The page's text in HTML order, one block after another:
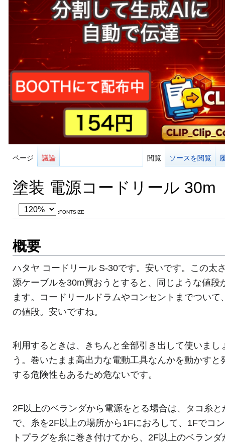
ページ 議論 閲覧 ソースを閲覧
塗装 電源コードリール 30m
:FONTSIZE
概要
ハタヤ コードリール S-30です。安いです。この太
源ケーブルを30m買おうとすると、同じような値段
ます。コードリールドラムやコンセントまでついて
の値段。安いですね。
利用するときは、きちんと全部引き出して使いまし
う。巻いたまま高出力な電動工具なんかを動かすと
する危険性もあるため危ないです。
2F以上のベランダから電源をとる場合は、タコ糸と
で、糸を2F以上の場所から1Fにおろして、1Fでコ
トプラグを糸に巻き付けてから、2F以上のベランダ